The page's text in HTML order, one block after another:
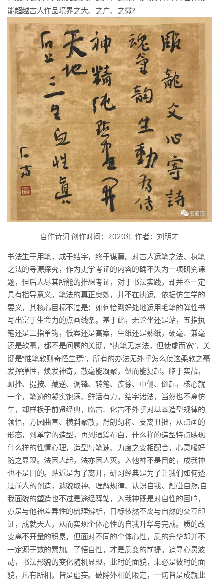
能超越古人作品境界之大、之广、之微?
自作诗词 创作时间：2020年 作者：刘明才
书法生于用笔，成于结字，终于谋篇。对古人运笔之法、执笔
之法的寻源探究，作为史学考证的内容的确不失为一项研究课
题，但后人尽其所能的推想考证，对于书法实践，却并不一定
具有指导意义。笔法的真正奥妙，并不在执运。依据仿生学的
要义，其核心目标不过是：如何恰到好处地运用毛笔的弹性书
写出富于生命力的点画线条。基于此，无论坐还是站，五指执
笔还是二指单钩，低案还是高案，生纸还是熟纸，硬毫、兼毫
还是软毫，都不是问题的关键，“执笔无定法，但使虚而宽”，关
键是“惟笔软则奇怪生焉”，所有的办法无外乎怎么使这柔软之毫
发挥弹性，焕发神奇，散毫能凝聚，倒而能复起。临于实战，
衄挫、提按、藏逆、调锋、转笔、疾徐、中侧、倒起，核心就
一个，笔迹的凝实饱满、鲜活有力。结字诸法，当然也不离仿
生，却样板于前贤经典，临古、化古不外乎对基本造型规律的
领悟，方圆曲直、横斜聚散，舒朗匀称、支离丑拙，从点画的
形态，到单字的造型，再到通篇布白，什么样的造型特点映现
什么样的性情心理，造型与笔速、力度之变相配合，心灵嗜好
随之显现。法因人起，法亦因人灭。入他神不是目的，成我神
也不是目的。贴近是为了离开，研习经典是为了让我们如何透
过前人的创造，遗貌取神、理解规律、认识自我、触碰自然;自
我面貌的塑造也不过是途经驿站，入我神既是对自性的回响，
亦是与他神差异性的梳理辨析，目标依然不离与自然的交互印
证，成就天人，从而实现个体心性的自我升华与完成。质的改
变离不开量的积累，但面对不同的个体心性，质的升华却并不
一定源于数的累加。了悟自性，才是质变的前提。追寻心灵波
动，书法形貌的变化随机显现，此时的面貌，未必是彼时的面
貌，凡有所相，皆是虚妄。破除外相的限定，一切皆是成就此